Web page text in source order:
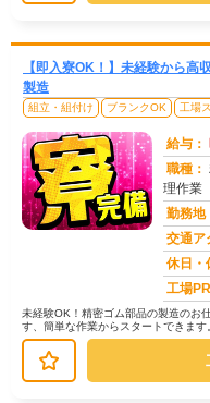
【即入寮OK！】未経験から高
製造
組立・組付け ブランクOK 工場
給与：
職種：
理作業
勤務地
交通ア
休日・
工場PR
未経験OK！精密ゴム部品の製造の
す、簡単な作業からスタートできま
部品を決められた場所に置いたりする